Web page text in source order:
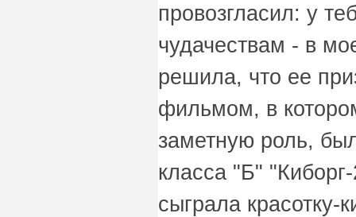
провозгласил: у
чудачествам - в
решила, что ее
фильмом, в
заметную роль,
класса "Б"
сыграла красотку-